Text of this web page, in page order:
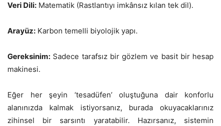
Veri Dili: Matematik (Rastlantıyı imkânsız kılan tek dil).
Arayüz: Karbon temelli biyolojik yapı.
Gereksinim: Sadece tarafsız bir gözlem ve basit bir hesap
makinesi.
Eğer her şeyin ‘tesadüfen’ oluştuğuna dair konforlu
alanınızda kalmak istiyorsanız, burada okuyacaklarınız
zihinsel bir sarsıntı yaratabilir. Hazırsanız, sistemin